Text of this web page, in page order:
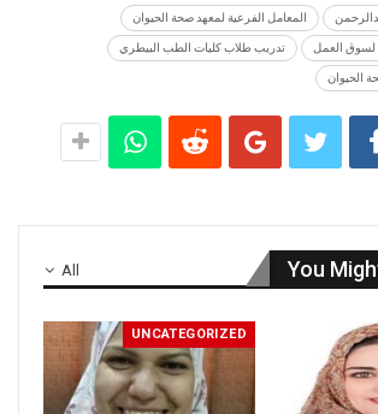
المعامل الفرعية لمعهد صحة الحيوان
لسوق العمل تدريب طلاب كليات الطب البيطري
الحيوان
All You
UNCATEGORIZED